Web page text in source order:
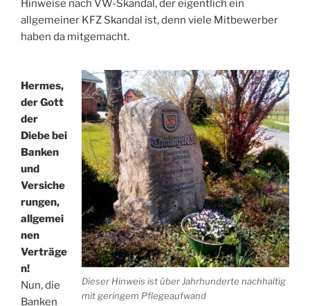
Hinweise nach VW-Skandal, der eigentlich ein
allgemeiner KFZ Skandal ist, denn viele Mitbewerber
haben da mitgemacht.
Dieser Hinweis ist über Jahrhunderte nachhaltig
mit geringem Pflegeaufwand
Hermes,
der Gott
der
Diebe bei
Banken
und
Versiche
rungen,
allgemei
nen
Verträge
n!
Nun, die
Banken